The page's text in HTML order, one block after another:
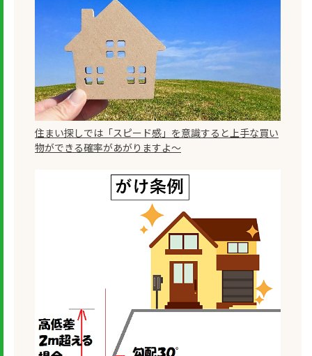
住まい探しでは「スピード感」を意識すると上手な買い
物ができる確率があがりますよ～